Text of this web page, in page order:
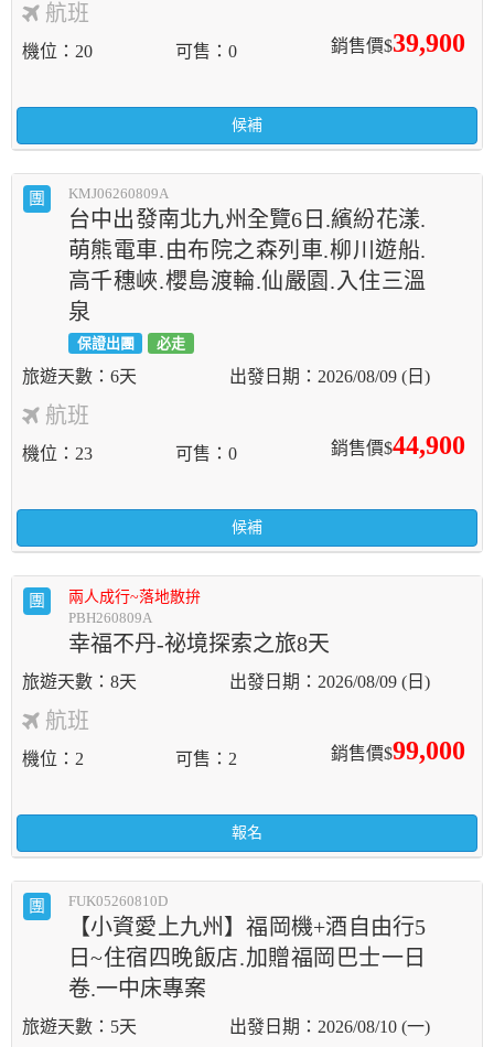
航班
銷售價$39,900
機位 20 可售 0
候補
團 KMJ06260809A
台中出發南北九州全覽6日.繽紛花漾.
萌熊電車.由布院之森列車.柳川遊船.
高千穗峽.櫻島渡輪.仙嚴園.入住三溫
泉
保證出團 必走
6天 2026/08/09 (日)
航班
銷售價$44,900
機位 23 可售 0
候補
團
兩人成行~落地散拚
PBH260809A
幸福不丹-祕境探索之旅8天
8天 2026/08/09 (日)
航班
銷售價$99,000
機位 2 可售 2
報名
團 FUK05260810D
【小資愛上九州】福岡機+酒自由行5
日~住宿四晚飯店.加贈福岡巴士一日
卷.一中床專案
5天 2026/08/10 (一)